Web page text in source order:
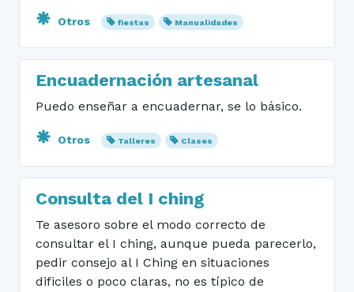
Otros fiestas Manualidades
Encuadernación artesanal
Puedo enseñar a encuadernar, se lo básico.
Otros Talleres Clases
Consulta del I ching
Te asesoro sobre el modo correcto de
consultar el I ching, aunque pueda parecerlo,
pedir consejo al I Ching en situaciones
dificiles o poco claras, no es típico de